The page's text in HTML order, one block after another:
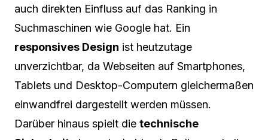
auch direkten Einfluss auf das Ranking in
Suchmaschinen wie Google hat. Ein
responsives Design ist heutzutage
unverzichtbar, da Webseiten auf Smartphones,
Tablets und Desktop-Computern gleichermaßen
einwandfrei dargestellt werden müssen.
Darüber hinaus spielt die technische